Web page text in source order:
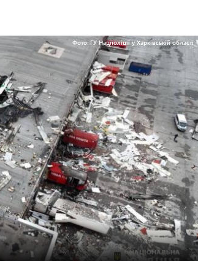
Фото: ГУ Нацполіції у Харківській області